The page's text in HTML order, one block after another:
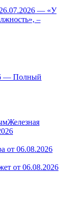
— «У
–
— Полный
Железная
от 06.08.2026
от 06.08.2026